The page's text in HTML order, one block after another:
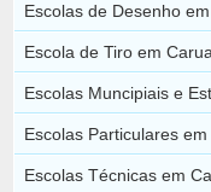
Escolas de Desenho
Escola de Tiro em
Escolas Muncipiais e
Escolas Particulares
Escolas Técnicas em